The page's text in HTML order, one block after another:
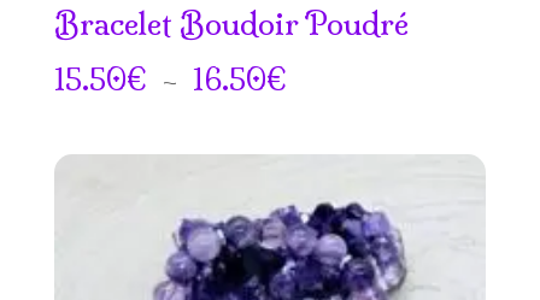
Bracelet Boudoir Poudré
15.50€ – 16.50€Plage
15.50€
à